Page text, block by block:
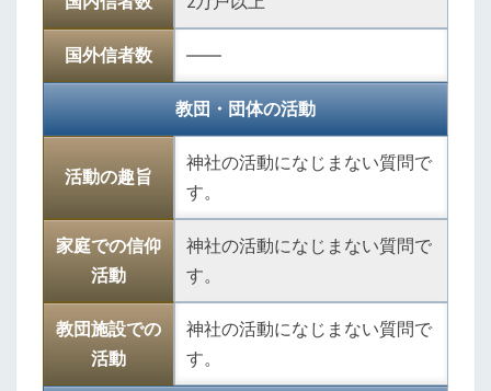
国外信者数 ――
教団・団体の活動
活動の趣旨
神社の活動になじまない質問で
す。
家庭での信仰
活動
神社の活動になじまない質問で
す。
教団施設での
活動
神社の活動になじまない質問で
す。